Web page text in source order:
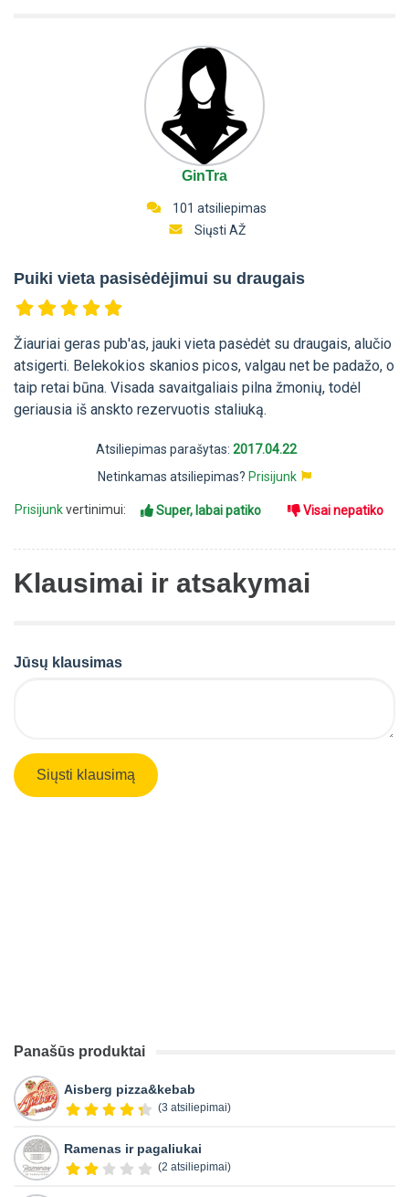
GinTra
101 atsiliepimas
Siųsti AŽ
Puiki vieta pasisėdėjimui su draugais
Žiauriai geras pub'as, jauki vieta pasėdėt su draugais, alučio
atsigerti. Belekokios skanios picos, valgau net be padažo, o
taip retai būna. Visada savaitgaliais pilna žmonių, todėl
geriausia iš anskto rezervuotis staliuką.
Atsiliepimas parašytas: 2017.04.22
Netinkamas atsiliepimas? Prisijunk
Prisijunkvertinimui: Super, labai patiko Visai nepatiko
Klausimai ir atsakymai
Jūsų klausimas
Panašūs produktai
Aisberg pizza&kebab
(3 atsiliepimai)
Ramenas ir pagaliukai
(2 atsiliepimai)